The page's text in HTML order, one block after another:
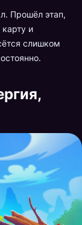
Прошёл этап,
и
слишком